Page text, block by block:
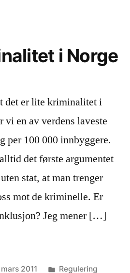
i Norge
det er lite kriminalitet i
vi en av verdens laveste
per 100 000 innbyggere.
det første argumentet
stat, at man trenger
mot de kriminelle. Er
Jeg mener […]
2011
Publisert
Regulering